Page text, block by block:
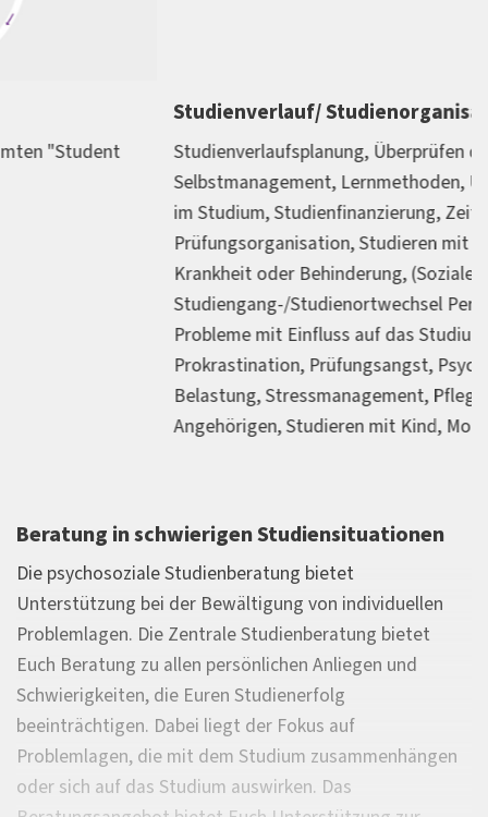
Studienverlauf/ Studienorganisation
Studienverlaufsplanung, Überprüfen der Studienwahl,
Selbstmanagement, Lernmethoden, Unzufriedenheit
im Studium, Studienfinanzierung, Zeitmanagement,
Prüfungsorganisation, Studieren mit chronischer
Krankheit oder Behinderung, (Soziale) Konflikte,
Studiengang-/Studienortwechsel Persönliche
Probleme mit Einfluss auf das Studium,
Prokrastination, Prüfungsangst, Psychische
Belastung, Stressmanagement, Pflege von
Angehörigen, Studieren mit Kind, Motivationskrise
Beratung in schwierigen Studiensituationen
Die psychosoziale Studienberatung bietet
Unterstützung bei der Bewältigung von individuellen
Problemlagen. Die Zentrale Studienberatung bietet
Euch Beratung zu al­len per­sön­li­chen An­lie­gen und
Schwie­rig­kei­ten, die Euren Stu­dien­er­folg
beeinträchtigen. Dabei liegt der Fokus auf
Problemlagen, die mit dem Studium zusammenhängen
oder sich auf das Studium auswirken. Das